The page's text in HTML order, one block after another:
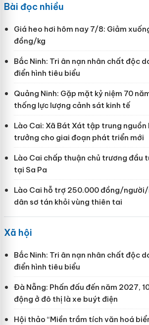
Bài đọc nhiều
Giá heo hơi hôm nay 7/8: Giảm
đồng/kg
Bắc Ninh: Tri ân nạn nhân chất độc
điển hình tiêu biểu
Quảng Ninh: Gặp mặt kỷ niệm 70
thống lực lượng cảnh sát kinh tế
Lào Cai: Xã Bát Xát tập trung
trưởng cho giai đoạn phát triển mới
Lào Cai chấp thuận chủ trương đầu
tại Sa Pa
Lào Cai hỗ trợ 250.000 đồng/
dân sơ tán khỏi vùng thiên tai
Xã hội
Bắc Ninh: Tri ân nạn nhân chất độc
điển hình tiêu biểu
Đà Nẵng: Phấn đấu đến năm 2027,
động ở đô thị là xe buýt điện
Hội thảo “Miền trầm tích văn hoá